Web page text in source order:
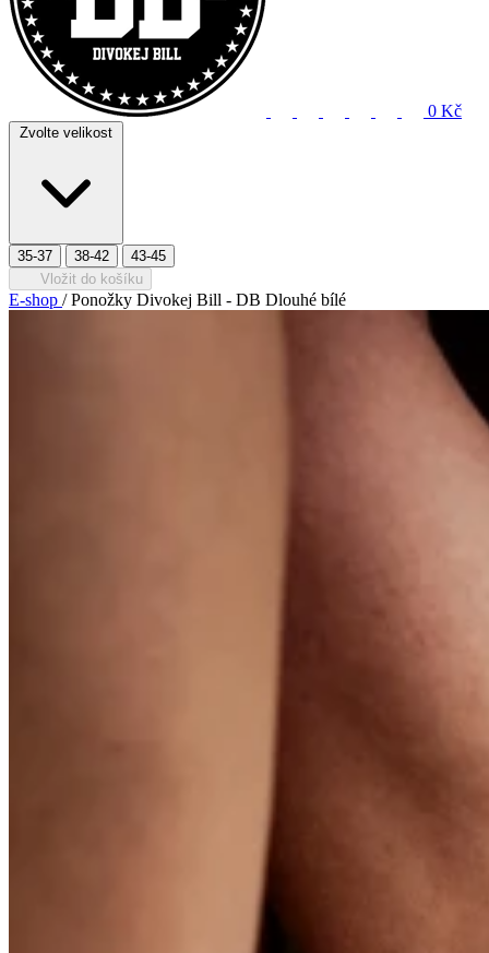
0 Kč
Zvolte velikost
35-37 38-42
43-45
Vložit do košíku
E-shop / Ponožky Divokej Bill - DB Dlouhé bílé